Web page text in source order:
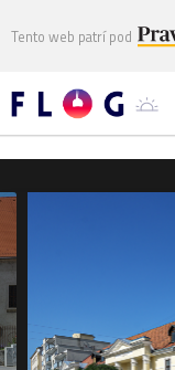
Tento web patrí pod